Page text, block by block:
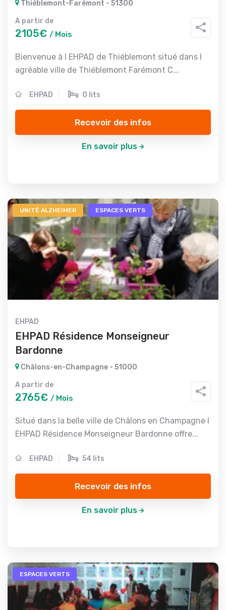
Thiéblemont-Farémont - 51300
A partir de
2105€ / Mois
Bienvenue à l EHPAD de Thiéblemont situé dans l
agréable ville de Thiéblemont Farémont C...
EHPAD 0 lits
Recevoir des infos
En savoir plus
UNITÉ ALZHEIMER ESPACES VERTS
EHPAD
EHPAD Résidence Monseigneur
Bardonne
Châlons-en-Champagne - 51000
A partir de
2765€ / Mois
Situé dans la belle ville de Châlons en Champagne l
EHPAD Résidence Monseigneur Bardonne offre...
EHPAD 54 lits
Recevoir des infos
En savoir plus
ESPACES VERTS